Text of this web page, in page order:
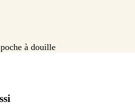
à douille